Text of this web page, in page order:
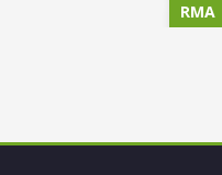
RMA